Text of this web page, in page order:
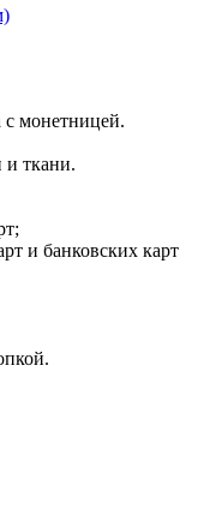
монетницей.
и ткани.
и банковских карт